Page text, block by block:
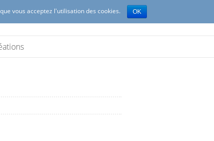
vous acceptez l'utilisation des cookies. OK